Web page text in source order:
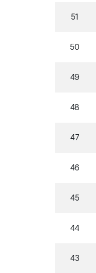
51
50
49
48
47
46
45
44
43